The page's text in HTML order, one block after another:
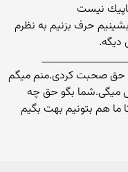
نیست
بشینیم حرف بزنیم به نظرم
دیگه.
از حق صحبت کردی.منم میگم
میگی.شما بگو حق چه
هم بتونیم بهت بگیم